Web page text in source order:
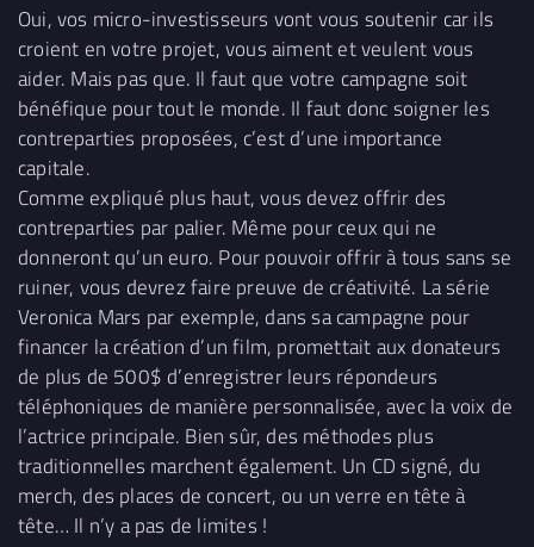
Oui, vos micro-investisseurs vont vous soutenir car ils
croient en votre projet, vous aiment et veulent vous
aider. Mais pas que. Il faut que votre campagne soit
bénéfique pour tout le monde. Il faut donc soigner les
contreparties proposées, c’est d’une importance
capitale.
Comme expliqué plus haut, vous devez offrir des
contreparties par palier. Même pour ceux qui ne
donneront qu’un euro. Pour pouvoir offrir à tous sans se
ruiner, vous devrez faire preuve de créativité. La série
Veronica Mars par exemple, dans sa campagne pour
financer la création d’un film, promettait aux donateurs
de plus de 500$ d’enregistrer leurs répondeurs
téléphoniques de manière personnalisée, avec la voix de
l’actrice principale. Bien sûr, des méthodes plus
traditionnelles marchent également. Un CD signé, du
merch, des places de concert, ou un verre en tête à
tête… Il n’y a pas de limites !